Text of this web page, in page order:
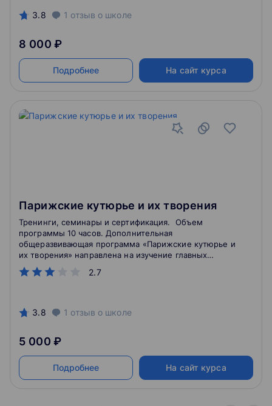
3.8 1 отзыв о школе
8 000 ₽
Подробнее На сайт курса
Парижские кутюрье и их творения
2.7
Тренинги, семинары и сертификация. Объем
программы 10 часов. Дополнительная
общеразвивающая программа «Парижские кутюрье и
их творения» направлена на изучение главных
модных домов, изменивших индустрию моды, на
осмысление влияния исторических событий на
3.8 1 отзыв о школе
5 000 ₽
Подробнее На сайт курса